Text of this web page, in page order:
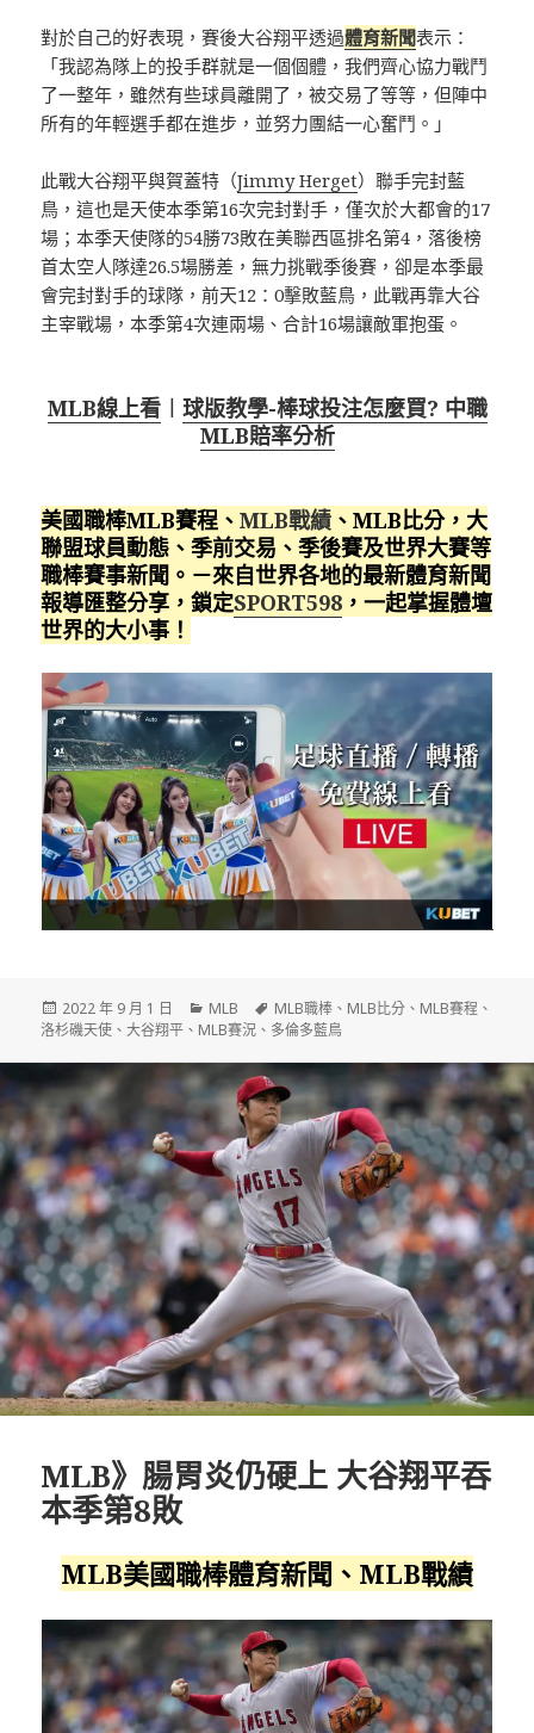
對於自己的好表現，賽後大谷翔平透過體育新聞表示：
「我認為隊上的投手群就是一個個體，我們齊心協力戰鬥
了一整年，雖然有些球員離開了，被交易了等等，但陣中
所有的年輕選手都在進步，並努力團結一心奮鬥。」
此戰大谷翔平與賀蓋特（Jimmy Herget）聯手完封藍
鳥，這也是天使本季第16次完封對手，僅次於大都會的17
場；本季天使隊的54勝73敗在美聯西區排名第4，落後榜
首太空人隊達26.5場勝差，無力挑戰季後賽，卻是本季最
會完封對手的球隊，前天12：0擊敗藍鳥，此戰再靠大谷
主宰戰場，本季第4次連兩場、合計16場讓敵軍抱蛋。
MLB線上看︱ 球版教學-棒球投注怎麼買? 中職
MLB賠率分析
美國職棒MLB賽程、MLB戰績 、MLB比分，大
聯盟球員動態、季前交易、季後賽及世界大賽等
職棒賽事新聞。－來自世界各地的最新體育新聞
報導匯整分享，鎖定SPORT598 ，一起掌握體壇
世界的大小事！
發
佈
2022 年 9 月 1 日
分
類
MLB
標
籤
MLB職棒 、 MLB比分 、 MLB賽程 、
洛杉磯天使 、大谷翔平 、 MLB賽況 、 多倫多藍鳥
MLB》腸胃炎仍硬上 大谷翔平吞
本季第8敗
MLB美國職棒體育新聞、MLB戰績